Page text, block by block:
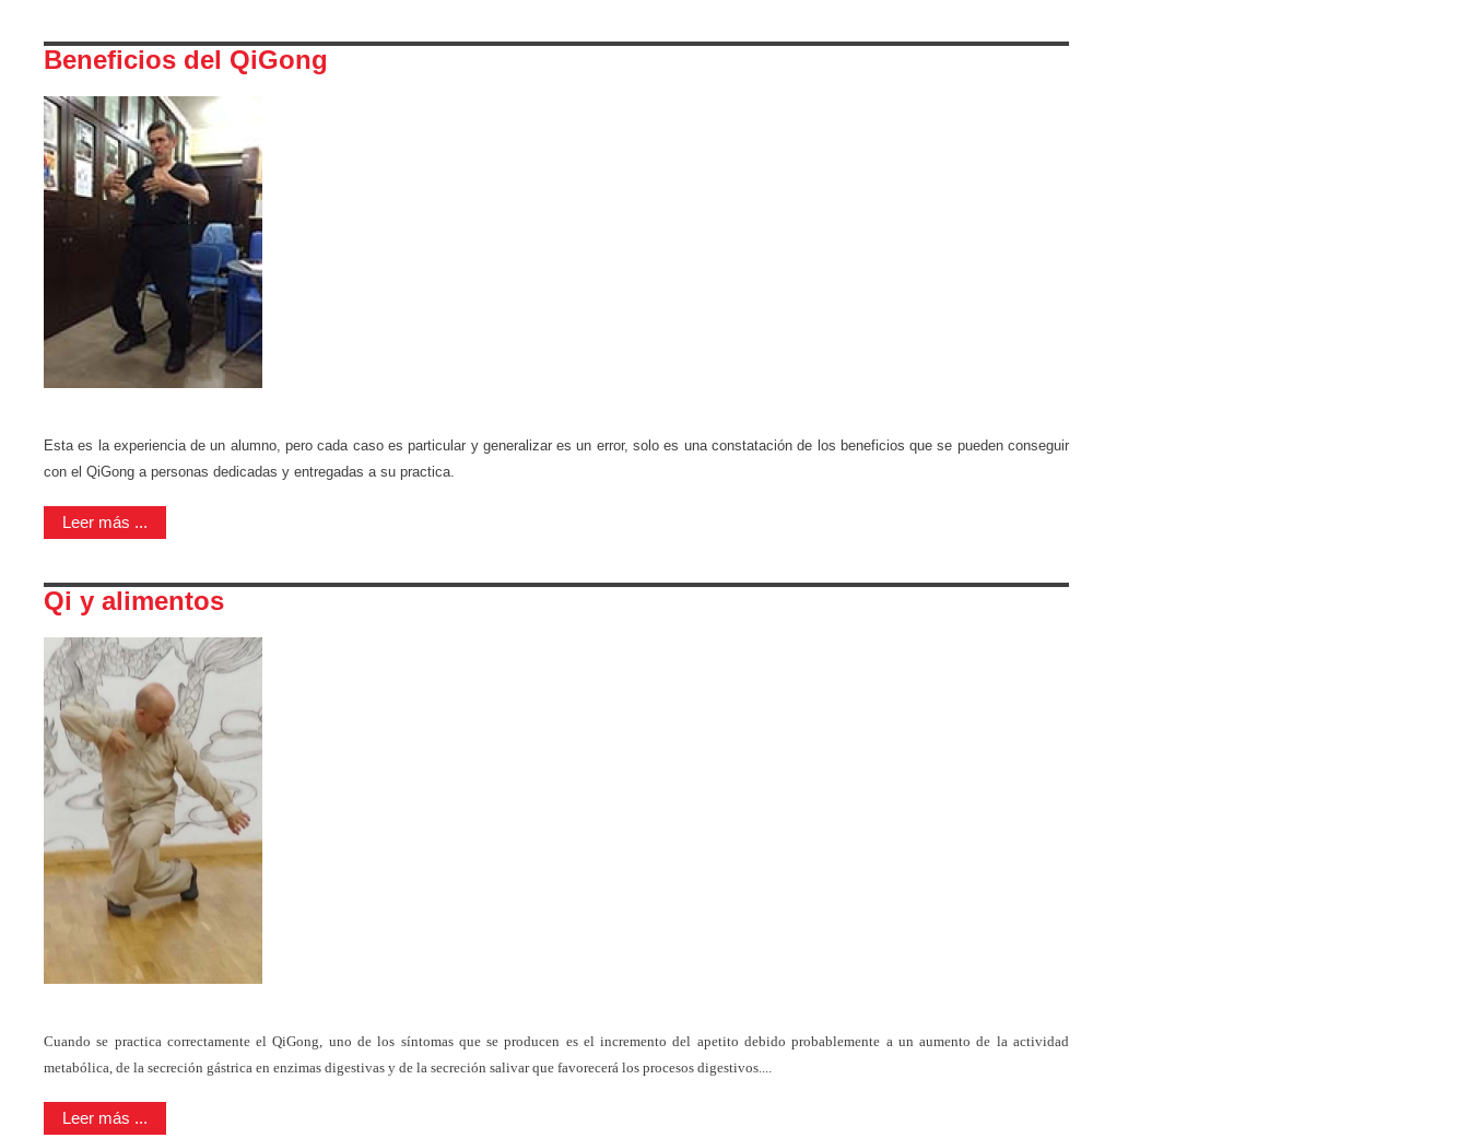
Beneficios del QiGong
Esta es la experiencia de un alumno, pero cada caso es particular y generalizar es un error, solo es una constatación de los beneficios que se pueden conseguir
con el QiGong a personas dedicadas y entregadas a su practica.
Leer más ...
Qi y alimentos
Cuando se practica correctamente el QiGong, uno de los síntomas que se producen es el incremento del apetito debido probablemente a un aumento de la actividad
metabólica, de la secreción gástrica en enzimas digestivas y de la secreción salivar que favorecerá los procesos digestivos....
Leer más ...